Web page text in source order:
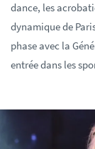
dance, les
dynamique de
phase avec la
entrée dans les